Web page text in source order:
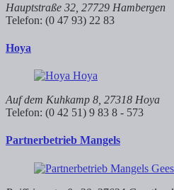
Hauptstraße 32, 27729 Hambergen
Telefon: (0 47 93) 22 83
Hoya
Auf dem Kuhkamp 8, 27318 Hoya
Telefon: (0 42 51) 9 83 8 - 573
Partnerbetrieb Mangels